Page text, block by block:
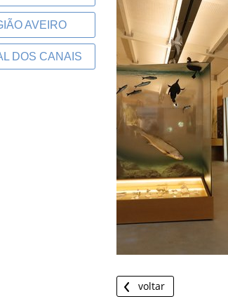
AVEIRO
DOS CANAIS
voltar